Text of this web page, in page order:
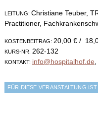
LEITUNG: Christiane Teuber,
Practitioner,
KOSTENBEITRAG: 20,00 € /
KURS-NR. 262-132
KONTAKT: info@hospitalhof.de
FÜR DIESE VERANSTALTUNG